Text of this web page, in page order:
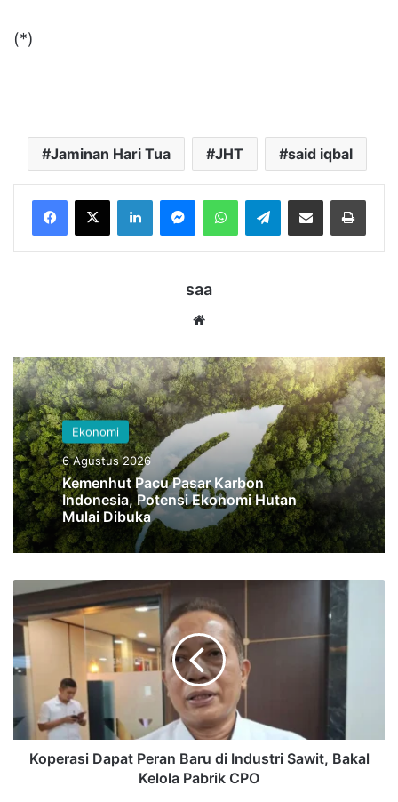
(*)
Jaminan Hari Tua JHT said iqbal
LinkedInMessengerWhatsAppTelegramBagikan melalui Email Cetak
saa
Ekonomi
6 Agustus 2026
Kemenhut Pacu Pasar Karbon
Indonesia, Potensi Ekonomi Hutan
Mulai Dibuka
Koperasi
Dapat
Peran
Baru
di
Sawit,
Bakal
Kelola
Pabrik
Koperasi Dapat Peran Baru di Industri Sawit, Bakal
Kelola Pabrik CPO